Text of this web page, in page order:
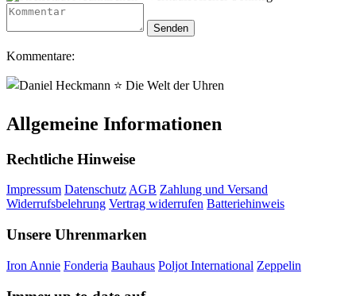
Kommentare:
Allgemeine Informationen
Rechtliche Hinweise
Impressum Datenschutz AGB Zahlung und Versand
Widerrufsbelehrung Vertrag widerrufen Batteriehinweis
Unsere Uhrenmarken
Iron Annie Fonderia Bauhaus Poljot International Zeppelin